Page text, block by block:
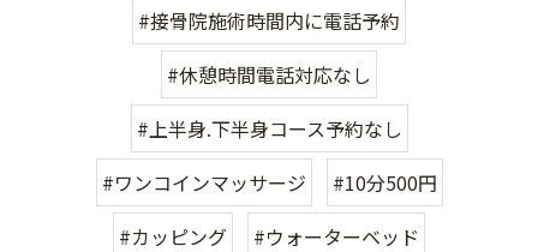
#接骨院施術時間内に電話予約
#休憩時間電話対応なし
#上半身.下半身コース予約なし
#ワンコインマッサージ
#10分500円
#カッピング
#ウォーターベッド